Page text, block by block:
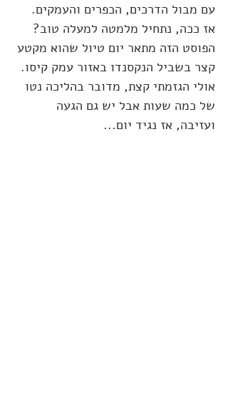
עם מבול הדרכים, הכפרים והעמקים.
אז ככה, נתחיל מלמטה למעלה טוב?
הפוסט הזה מתאר יום טיול שהוא מקטע
קצר בשביל הנקסנדו באזור עמק קיסו.
אולי הגזמתי קצת, מדובר בהליכה נטו
של כמה שעות אבל יש גם הגעה
ועזיבה, אז נגיד יום...